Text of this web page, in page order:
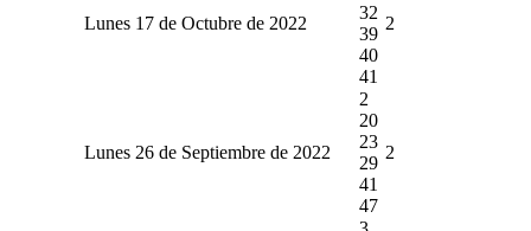
Lunes 17 de Octubre de 2022
32
39
40
41
2
Lunes 26 de Septiembre de 2022
2
20
23
29
41
47
2